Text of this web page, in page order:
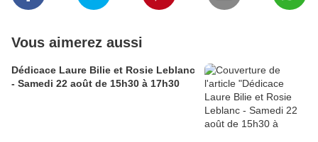
Vous aimerez aussi
Dédicace Laure Bilie et Rosie Leblanc
- Samedi 22 août de 15h30 à 17h30